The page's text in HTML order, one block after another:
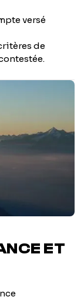
versé
de
ET